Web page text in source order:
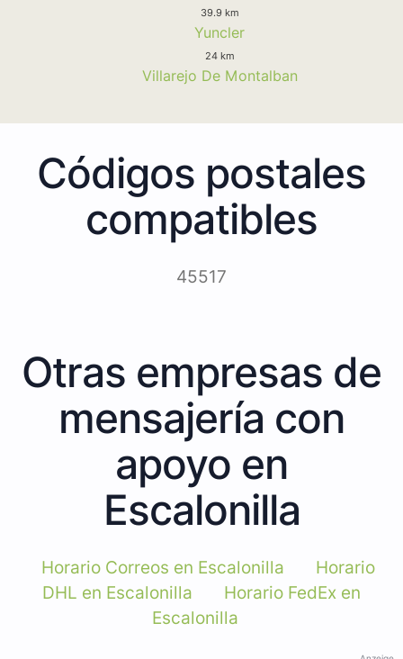
39.9 km
Yuncler
24 km
Villarejo De Montalban
Códigos postales
compatibles
45517
Otras empresas de
mensajería con
apoyo en
Escalonilla
Horario Correos en Escalonilla
Horario
DHL en Escalonilla
Horario FedEx en
Escalonilla